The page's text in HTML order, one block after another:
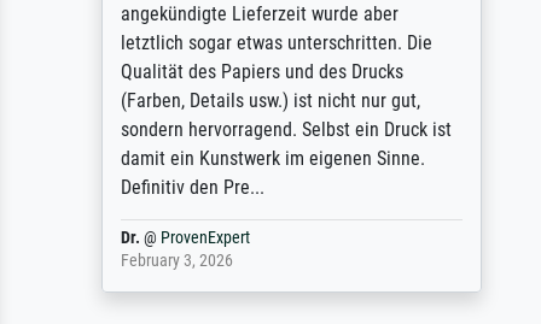
angekündigte Lieferzeit wurde aber
letztlich sogar etwas unterschritten. Die
Qualität des Papiers und des Drucks
(Farben, Details usw.) ist nicht nur gut,
sondern hervorragend. Selbst ein Druck ist
damit ein Kunstwerk im eigenen Sinne.
Definitiv den Pre...
@ ProvenExpert
February 3, 2026